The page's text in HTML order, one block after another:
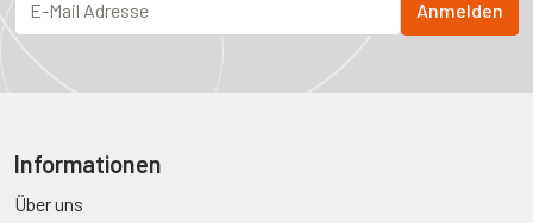
Informationen
Über uns